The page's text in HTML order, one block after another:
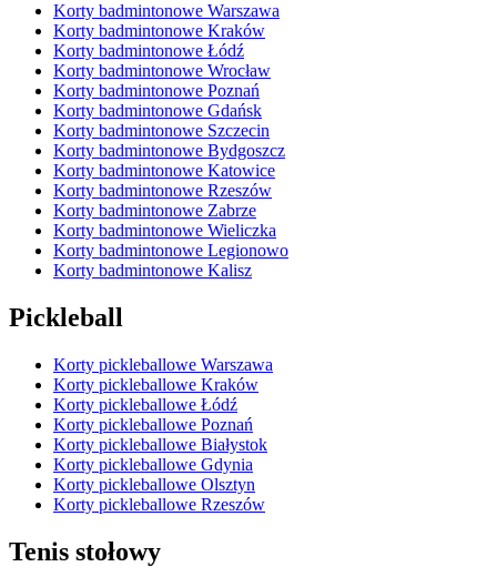
Korty badmintonowe Warszawa
Korty badmintonowe Kraków
Korty badmintonowe Łódź
Korty badmintonowe Wrocław
Korty badmintonowe Poznań
Korty badmintonowe Gdańsk
Korty badmintonowe Szczecin
Korty badmintonowe Bydgoszcz
Korty badmintonowe Katowice
Korty badmintonowe Rzeszów
Korty badmintonowe Zabrze
Korty badmintonowe Wieliczka
Korty badmintonowe Legionowo
Korty badmintonowe Kalisz
Pickleball
Korty pickleballowe Warszawa
Korty pickleballowe Kraków
Korty pickleballowe Łódź
Korty pickleballowe Poznań
Korty pickleballowe Białystok
Korty pickleballowe Gdynia
Korty pickleballowe Olsztyn
Korty pickleballowe Rzeszów
Tenis stołowy